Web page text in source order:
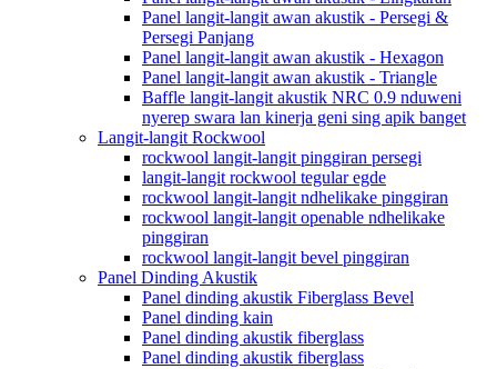
Panel langit-langit awan akustik - Persegi &
Persegi Panjang
Panel langit-langit awan akustik - Hexagon
Panel langit-langit awan akustik - Triangle
Baffle langit-langit akustik NRC 0.9 nduweni
nyerep swara lan kinerja geni sing apik banget
Langit-langit Rockwool
rockwool langit-langit pinggiran persegi
langit-langit rockwool tegular egde
rockwool langit-langit ndhelikake pinggiran
rockwool langit-langit openable ndhelikake
pinggiran
rockwool langit-langit bevel pinggiran
Panel Dinding Akustik
Panel dinding akustik Fiberglass Bevel
Panel dinding kain
Panel dinding akustik fiberglass
Panel dinding akustik fiberglass